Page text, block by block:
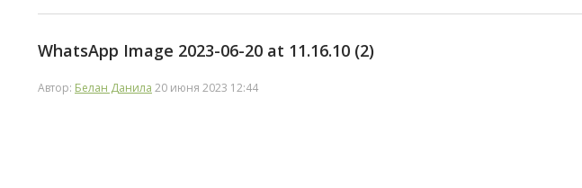
WhatsApp Image 2023-06-20 at 11.16.10 (2)
Автор: Белан Данила 20 июня 2023 12:44